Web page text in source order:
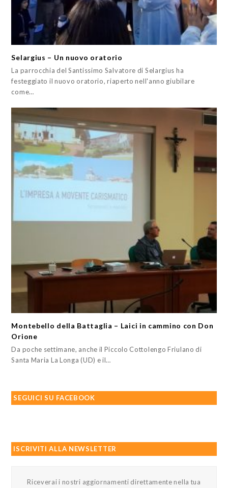
Selargius – Un nuovo oratorio
La parrocchia del Santissimo Salvatore di Selargius ha
festeggiato il nuovo oratorio, riaperto nell'anno giubilare
come…
Montebello della Battaglia – Laici in cammino con Don
Orione
Da poche settimane, anche il Piccolo Cottolengo Friulano di
Santa Maria La Longa (UD) e il…
SEGUICI SU FACEBOOK
ISCRIVITI ALLA NEWSLETTER
Riceverai i nostri aggiornamenti direttamente nella tua